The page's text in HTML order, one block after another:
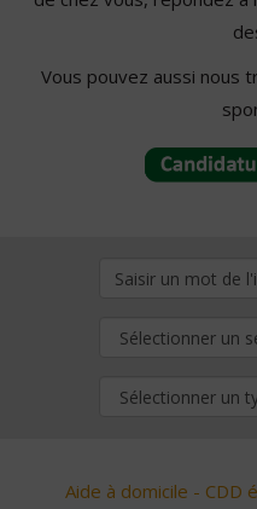
Vous pouvez aussi nous
Aide à domicile - CDD